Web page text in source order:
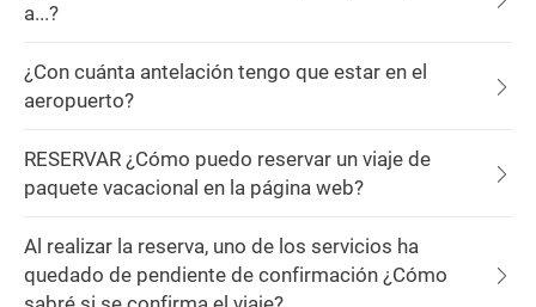
a...?
¿Con cuánta antelación tengo que estar en el
aeropuerto?
RESERVAR ¿Cómo puedo reservar un viaje de
paquete vacacional en la página web?
Al realizar la reserva, uno de los servicios ha
quedado de pendiente de confirmación ¿Cómo